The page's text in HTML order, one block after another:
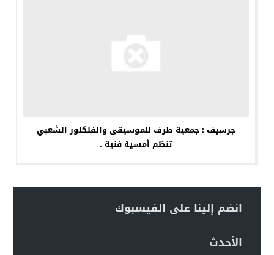
جرسيف : جمعية طرف للموسيقى والفلكلور الشعبي
تنظم أمسية فنية .
انضم إلينا على الفيسبوك
الأحدث